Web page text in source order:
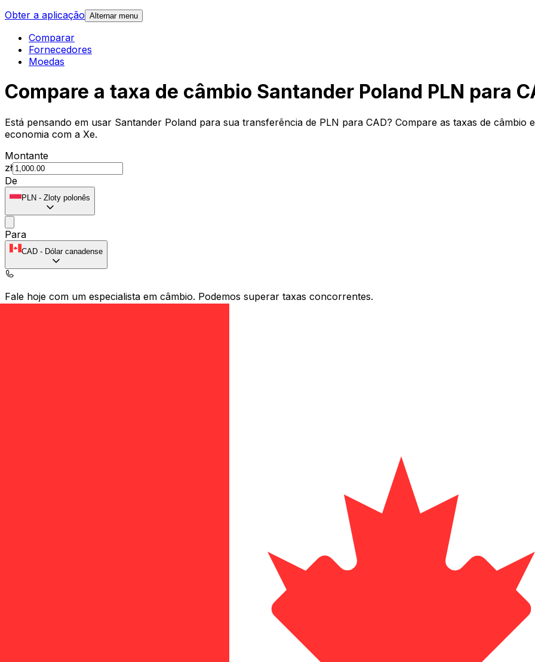
Obter a aplicação Alternar menu
Comparar
Fornecedores
Moedas
Compare a taxa de câmbio Santander Poland PLN para
Está pensando em usar Santander Poland para sua transferência de PLN para CAD? Compare as taxas de
economia com a Xe.
Montante
zł
De
PLN - Zloty polonês
Para
CAD - Dólar canadense
Fale hoje com um especialista em câmbio. Podemos superar taxas concorrentes.